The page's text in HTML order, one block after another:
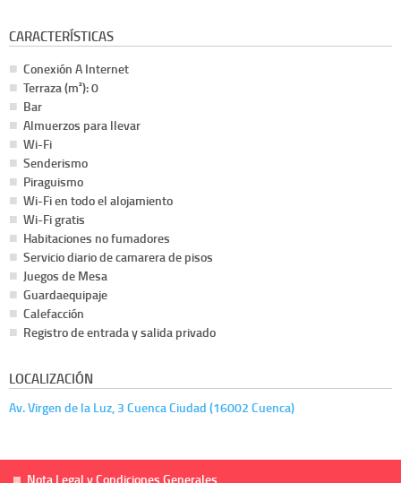
CARACTERÍSTICAS
Conexión A Internet
Terraza (m²): 0
Bar
Almuerzos para llevar
Wi-Fi
Senderismo
Piraguismo
Wi-Fi en todo el alojamiento
Wi-Fi gratis
Habitaciones no fumadores
Servicio diario de camarera de pisos
Juegos de Mesa
Guardaequipaje
Calefacción
Registro de entrada y salida privado
LOCALIZACIÓN
Av. Virgen de la Luz, 3 Cuenca Ciudad (16002 Cuenca)
Nota Legal y Condiciones Generales